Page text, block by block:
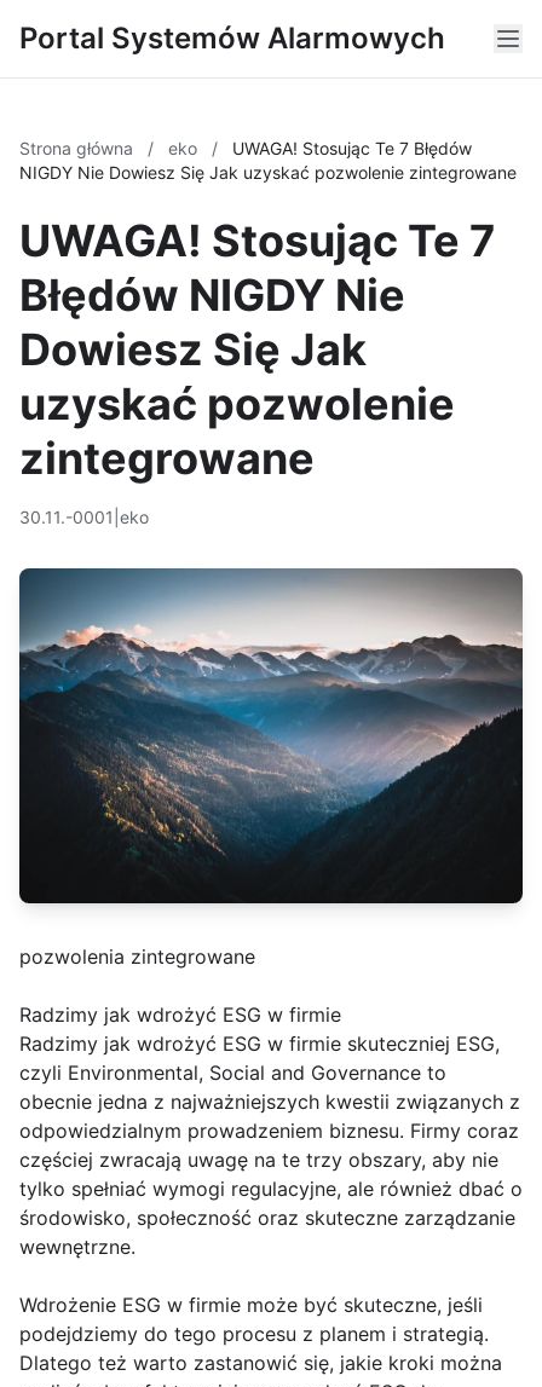
Portal Systemów Alarmowych
Strona główna / eko /
UWAGA! Stosując Te 7 Błędów
NIGDY Nie Dowiesz Się Jak uzyskać pozwolenie zintegrowane
UWAGA! Stosując Te 7
Błędów NIGDY Nie
Dowiesz Się Jak
uzyskać pozwolenie
zintegrowane
30.11.-0001 eko
pozwolenia zintegrowane
Radzimy jak wdrożyć ESG w firmie
Radzimy jak wdrożyć ESG w firmie skuteczniej ESG,
czyli Environmental, Social and Governance to
obecnie jedna z najważniejszych kwestii związanych z
odpowiedzialnym prowadzeniem biznesu. Firmy coraz
częściej zwracają uwagę na te trzy obszary, aby nie
tylko spełniać wymogi regulacyjne, ale również dbać o
środowisko, społeczność oraz skuteczne zarządzanie
wewnętrzne.
Wdrożenie ESG w firmie może być skuteczne, jeśli
podejdziemy do tego procesu z planem i strategią.
Dlatego też warto zastanowić się, jakie kroki można